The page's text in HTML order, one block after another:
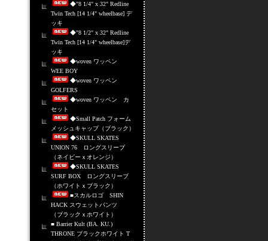
◆"8 1/4" x 32" Redline
Twin Tech [14 1/4" wheelbase] デ
ッキ
◆"8 1/2" x 32" Redline
Twin Tech [14 1/4" wheelbase]デ
ッキ
◆woven ワッペン
WEE BOY
◆woven ワッペン
GOLFERS
◆woven ワッペン カ
セット
◆Small Patch フォーム
メッシュキャップ（ブラック）
◆SKULL SKATES
UNION 76 ロングスリーブ
（ネイビーｘオレンジ）
◆SKULL SKATES
SURF BOX ロングスリーブ
（ホワイトｘブラック）
■スカルロゴ SHIN
HACK スウェットパンツ
（ブラックｘホワイト）
■ Barrier Kult (BA. KU.)
THRONE ブラックホワイト T